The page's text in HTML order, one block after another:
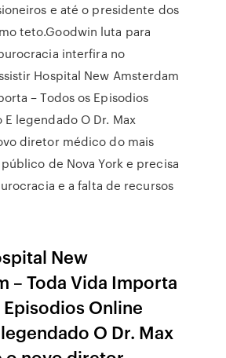
e até o presidente dos
teto.Goodwin luta para
interfira no
Hospital New Amsterdam
– Todos os Episodios
legendado O Dr. Max
diretor médico do mais
de Nova York e precisa
e a falta de recursos
New
– Toda Vida Importa
Episodios Online
O Dr. Max